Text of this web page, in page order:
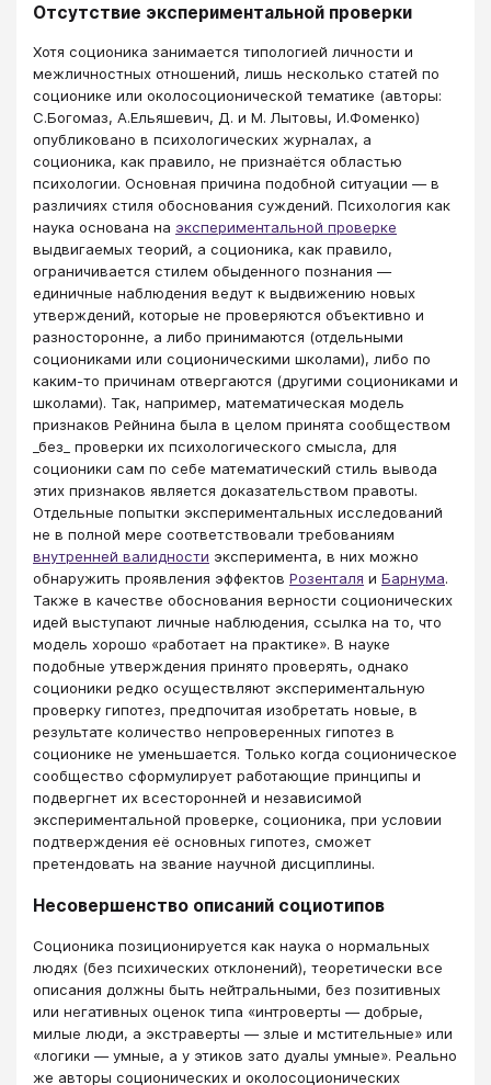
Отсутствие экспериментальной проверки
Хотя соционика занимается типологией личности и
межличностных отношений, лишь несколько статей по
соционике или околосоционической тематике (авторы:
С.Богомаз, А.Ельяшевич, Д. и М. Лытовы, И.Фоменко)
опубликовано в психологических журналах, а
соционика, как правило, не признаётся областью
психологии. Основная причина подобной ситуации — в
различиях стиля обоснования суждений. Психология как
наука основана на экспериментальной проверке
выдвигаемых теорий, а соционика, как правило,
ограничивается стилем обыденного познания —
единичные наблюдения ведут к выдвижению новых
утверждений, которые не проверяются объективно и
разносторонне, а либо принимаются (отдельными
социониками или соционическими школами), либо по
каким-то причинам отвергаются (другими социониками и
школами). Так, например, математическая модель
признаков Рейнина была в целом принята сообществом
_без_ проверки их психологического смысла, для
соционики сам по себе математический стиль вывода
этих признаков является доказательством правоты.
Отдельные попытки экспериментальных исследований
не в полной мере соответствовали требованиям
внутренней валидности эксперимента, в них можно
обнаружить проявления эффектов Розенталя и Барнума.
Также в качестве обоснования верности соционических
идей выступают личные наблюдения, ссылка на то, что
модель хорошо «работает на практике». В науке
подобные утверждения принято проверять, однако
соционики редко осуществляют экспериментальную
проверку гипотез, предпочитая изобретать новые, в
результате количество непроверенных гипотез в
соционике не уменьшается. Только когда соционическое
сообщество сформулирует работающие принципы и
подвергнет их всесторонней и независимой
экспериментальной проверке, соционика, при условии
подтверждения её основных гипотез, сможет
претендовать на звание научной дисциплины.
Несовершенство описаний социотипов
Cоционика позиционируется как наука о нормальных
людях (без психических отклонений), теоретически все
описания должны быть нейтральными, без позитивных
или негативных оценок типа «интроверты — добрые,
милые люди, а экстраверты — злые и мстительные» или
«логики — умные, а у этиков зато дуалы умные». Реально
же авторы соционических и околосоционических